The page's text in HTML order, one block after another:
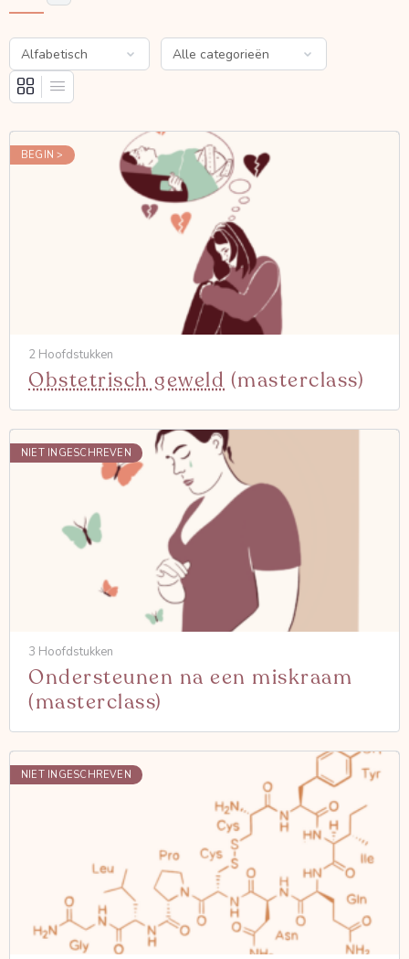
BEGIN >
2 Hoofdstukken
Obstetrisch geweld (masterclass)
NIET INGESCHREVEN
3 Hoofdstukken
Ondersteunen na een miskraam
(masterclass)
NIET INGESCHREVEN